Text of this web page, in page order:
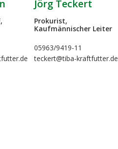
Jörg Teckert
Prokurist,
Kaufmännischer Leiter
05963/9419-11
teckert@tiba-kraftfutter.de